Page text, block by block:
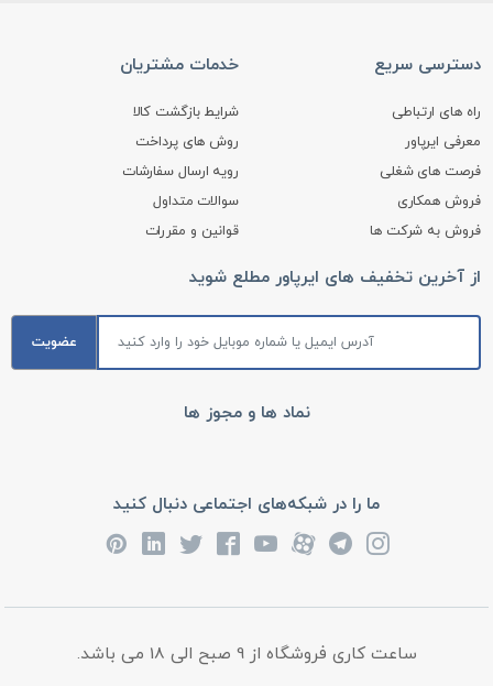
دسترسی سریع
راه های ارتباطی
معرفی ایرپاور
فرصت های شغلی
فروش همکاری
فروش به شرکت ها
خدمات مشتریان
شرایط بازگشت کالا
روش های پرداخت
رویه ارسال سفارشات
سوالات متداول
قوانین و مقررات
از آخرین تخفیف های ایرپاور مطلع شوید
عضویت
نماد ها و مجوز ها
ما را در شبکه‌های اجتماعی دنبال کنید
ساعت کاری فروشگاه از 9 صبح الی 18 می باشد.